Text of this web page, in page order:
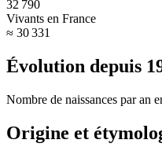
32 790
Vivants en France
≈ 30 331
Évolution depuis
Nombre de naissances par an
Origine et